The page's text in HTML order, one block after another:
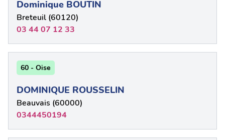
Dominique BOUTIN
Breteuil (60120)
03 44 07 12 33
60 - Oise
DOMINIQUE ROUSSELIN
Beauvais (60000)
0344450194